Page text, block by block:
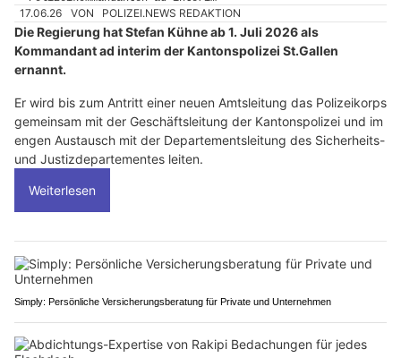
17.06.26 VON POLIZEI.NEWS REDAKTION
Die Regierung hat Stefan Kühne ab 1. Juli 2026 als
Kommandant ad interim der Kantonspolizei St.Gallen
ernannt.
Er wird bis zum Antritt einer neuen Amtsleitung das Polizeikorps
gemeinsam mit der Geschäftsleitung der Kantonspolizei und im
engen Austausch mit der Departementsleitung des Sicherheits-
und Justizdepartementes leiten.
Weiterlesen
Simply: Persönliche Versicherungsberatung für Private und Unternehmen